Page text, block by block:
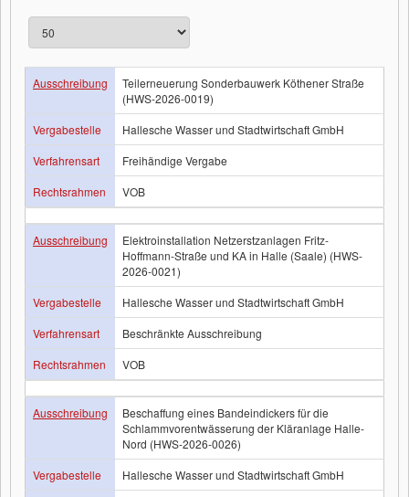
Ausschreibung
Teilerneuerung Sonderbauwerk Köthener Straße
(HWS-2026-0019)
Vergabestelle
Hallesche Wasser und Stadtwirtschaft GmbH
Verfahrensart
Freihändige Vergabe
Rechtsrahmen
VOB
Ausschreibung
Elektroinstallation Netzerstzanlagen Fritz-
Hoffmann-Straße und KA in Halle (Saale) (HWS-
2026-0021)
Vergabestelle
Hallesche Wasser und Stadtwirtschaft GmbH
Verfahrensart
Beschränkte Ausschreibung
Rechtsrahmen
VOB
Ausschreibung
Beschaffung eines Bandeindickers für die
Schlammvorentwässerung der Kläranlage Halle-
Nord (HWS-2026-0026)
Vergabestelle
Hallesche Wasser und Stadtwirtschaft GmbH